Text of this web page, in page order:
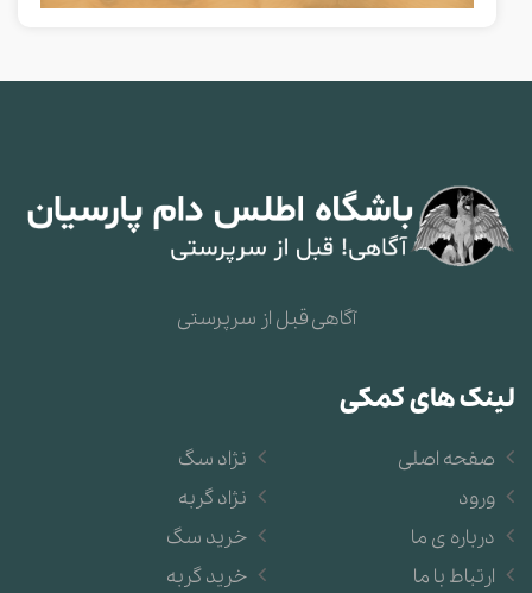
آگاهی قبل از سرپرستی
لینک های کمکی
نژاد سگ
نژاد گربه
خرید سگ
خرید گربه
صفحه اصلی
ورود
درباره ی ما
ارتباط با ما